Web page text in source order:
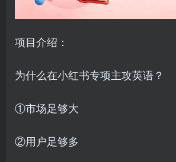
项目介绍：
为什么在小红书专项主攻英语？
①市场足够大
②用户足够多